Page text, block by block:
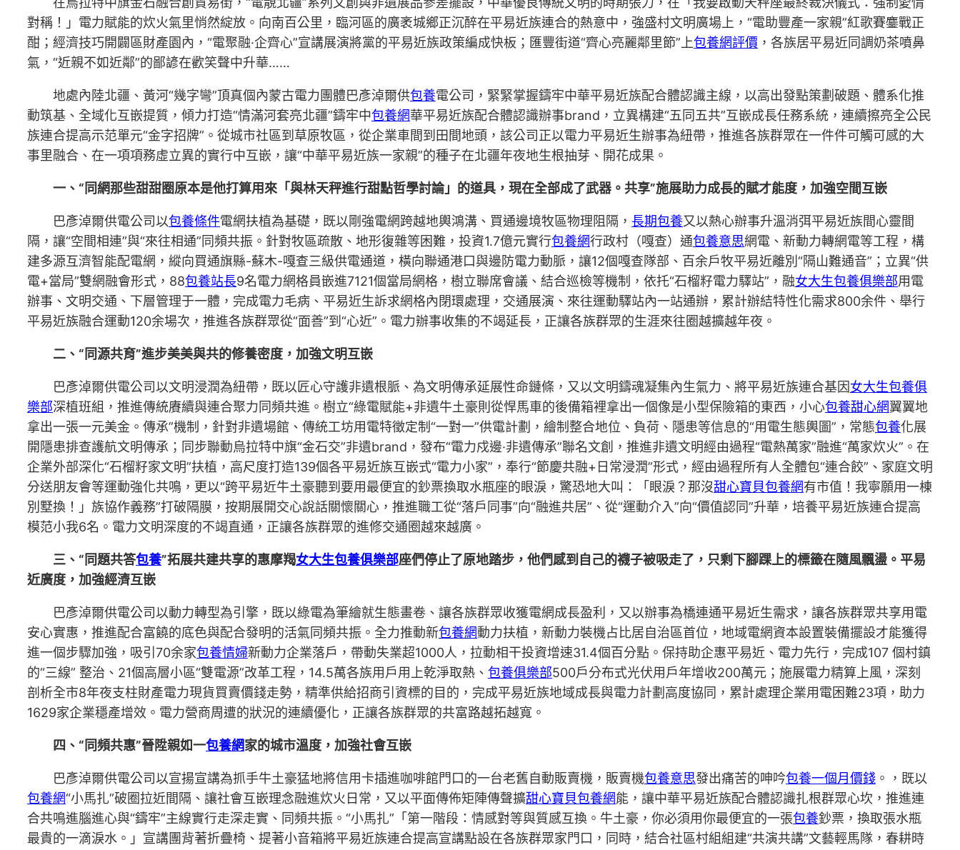
對稱！」電力賦能的炊火氣里悄然綻放。向南百公里，臨河區的廣袤城鄉正沉醉在平易近族連合的熱意中，強盛村文明廣場上，“電助豐產一家親”紅歌賽鏖戰正
酣；經濟技巧開闢區財產園內，“電聚融·企齊心”宣講展演將黨的平易近族政策編成快板；匯豐街道“齊心亮麗鄰里節”上包養網評價 ，各族居平易近同調奶茶噴鼻
氣，“近親不如近鄰”的鄙諺在歡笑聲中升華……
地處內陸北疆、黃河“幾字彎”頂真個內蒙古電力團體巴彥淖爾供包養電公司，緊緊掌握鑄牢中華平易近族配合體認識主線，以高出發點策劃破題、體系化推
動筑基、全域化互嵌提質，傾力打造“情滿河套亮北疆”鑄牢中包養網華平易近族配合體認識辦事brand，立異構建“五同五共”互嵌成長任務系統，連續擦亮全公民
族連合提高示范單元“金字招牌”。從城市社區到草原牧區，從企業車間到田間地頭，該公司正以電力平易近生辦事為紐帶，推進各族群眾在一件件可觸可感的大
事里融合、在一項項務虛立異的實行中互嵌，讓“中華平易近族一家親”的種子在北疆年夜地生根抽芽、開花成果。
一、“同網那些甜甜圈原本是他打算用來「與林天秤進行甜點哲學討論」的道具，現在全部成了武器。共享”施展助力成長的賦才能度，加強空間互嵌
巴彥淖爾供電公司以包養條件電網扶植為基礎，既以剛強電網跨越地輿鴻溝、買通邊境牧區物理阻隔， 長期包養又以熱心辦事升溫消弭平易近族間心靈間
隔，讓“空間相連”與“來往相通”同頻共振。針對牧區疏散、地形復雜等困難，投資1.7億元實行包養網行政村（嘎查）通包養意思網電、新動力轉網電等工程，構
建多源互濟智能配電網，縱向買通旗縣-蘇木-嘎查三級供電通道，橫向聯通港口與邊防電力動脈，讓12個嘎查隊部、百余戶牧平易近離別“隔山難通音”；立異“供
電+當局”雙網融會形式，88包養站長9名電力網格員嵌進7121個當局網格，樹立聯席會議、結合巡檢等機制，依托“石榴籽電力驛站”，融女大生包養俱樂部用電
辦事、文明交通、下層管理于一體，完成電力毛病、平易近生訴求網格內閉環處理，交通展演、來往運動驛站內一站通辦，累計辦結特性化需求800余件、舉行
平易近族融合運動120余場次，推進各族群眾從“面善”到“心近”。電力辦事收集的不竭延長，正讓各族群眾的生涯來往圈越擴越年夜。
二、“同源共育”進步美美與共的修養密度，加強文明互嵌
巴彥淖爾供電公司以文明浸潤為紐帶，既以匠心守護非遺根脈、為文明傳承延展性命鏈條，又以文明鑄魂凝集內生氣力、將平易近族連合基因女大生包養俱
樂部深植班組，推進傳統賡續與連合聚力同頻共進。樹立“綠電賦能+非遺牛土豪則從悍馬車的後備箱裡拿出一個像是小型保險箱的東西，小心包養甜心網翼翼地
拿出一張一元美金。傳承”機制，針對非遺場館、傳統工坊用電特徵定制“一對一”供電計劃，繪制整合地位、負荷、隱患等信息的“用電生態輿圖”，常態包養化展
開隱患排查護航文明傳承；同步聯動烏拉特中旗“金石交”非遺brand，發布“電力戍邊·非遺傳承”聯名文創，推進非遺文明經由過程“電熱萬家”融進“萬家炊火”。在
企業外部深化“石榴籽家文明”扶植，高尺度打造139個各平易近族互嵌式“電力小家”，奉行“節慶共融+日常浸潤”形式，經由過程所有人全體包“連合餃”、家庭文明
分送朋友會等運動強化共鳴，更以“跨平易近牛土豪聽到要用最便宜的鈔票換取水瓶座的眼淚，驚恐地大叫：「眼淚？那沒甜心寶貝包養網有市值！我寧願用一棟
別墅換！」族協作義務”打破隔膜，按期展開交心說話關懷關心，推進職工從“落戶同事”向“融進共居”、從“運動介入”向“價值認同”升華，培養平易近族連合提高
模范小我6名。電力文明深度的不竭直通，正讓各族群眾的進修交通圈越來越廣。
三、“同題共答包養”拓展共建共享的惠摩羯女大生包養俱樂部座們停止了原地踏步，他們感到自己的襪子被吸走了，只剩下腳踝上的標籤在隨風飄盪。平易
近廣度，加強經濟互嵌
巴彥淖爾供電公司以動力轉型為引擎，既以綠電為筆繪就生態畫卷、讓各族群眾收獲電網成長盈利，又以辦事為橋連通平易近生需求，讓各族群眾共享用電
安心實惠，推進配合富饒的底色與配合發明的活氣同頻共振。全力推動新包養網動力扶植，新動力裝機占比居自治區首位，地域電網資本設置裝備擺設才能獲得
進一個步驟加強，吸引70余家包養情婦新動力企業落戶，帶動失業超1000人，拉動相干投資增速31.4個百分點。保持助企惠平易近、電力先行，完成107 個村鎮
的“三線” 整治、21個高層小區“雙電源”改革工程，14.5萬各族用戶用上乾淨取熱、 包養俱樂部500戶分布式光伏用戶年增收200萬元；施展電力精算上風，深刻
剖析全市8年夜支柱財產電力現貨買賣價錢走勢，精準供給招商引資標的目的，完成平易近族地域成長與電力計劃高度協同，累計處理企業用電困難23項，助力
1629家企業穩產增效。電力營商周遭的狀況的連續優化，正讓各族群眾的共富路越拓越寬。
四、“同頻共惠”晉陞親如一包養網家的城市溫度，加強社會互嵌
巴彥淖爾供電公司以宣揚宣講為抓手牛土豪猛地將信用卡插進咖啡館門口的一台老舊自動販賣機，販賣機包養意思發出痛苦的呻吟包養一個月價錢 。，既以
包養網“小馬扎”破圈拉近間隔、讓社會互嵌理念融進炊火日常，又以平面傳佈矩陣傳聲擴甜心寶貝包養網能，讓中華平易近族配合體認識扎根群眾心坎，推進連
合共鳴進腦進心與“鑄牢”主線實行走深走實、同頻共振。“小馬扎”「第一階段：情感對等與質感互換。牛土豪，你必須用你最便宜的一張包養鈔票，換取張水瓶
最貴的一滴淚水。」宣講團背著折疊椅、提著小音箱將平易近族連合提高宣講點設在各族群眾家門口，同時，結合社區村組組建“共演共講”文藝輕馬隊，春耕時